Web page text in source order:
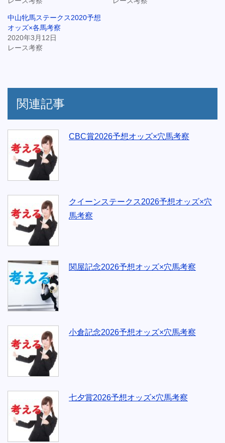
中山牝馬ステークス2020予想
オッズ×各馬考察
2020年3月12日
レース考察
関連記事
CBC賞2026予想オッズ×穴馬考察
クイーンステークス2026予想オッズ×穴
馬考察
関屋記念2026予想オッズ×穴馬考察
小倉記念2026予想オッズ×穴馬考察
七夕賞2026予想オッズ×穴馬考察